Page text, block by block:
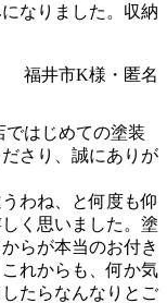
なりました。収納
福井市K様・匿名
ではじめての塗装
さり、誠にありが
わね、と何度も仰
く思いました。塗
らが本当のお付き
れからも、何か気
たらなんなりとご